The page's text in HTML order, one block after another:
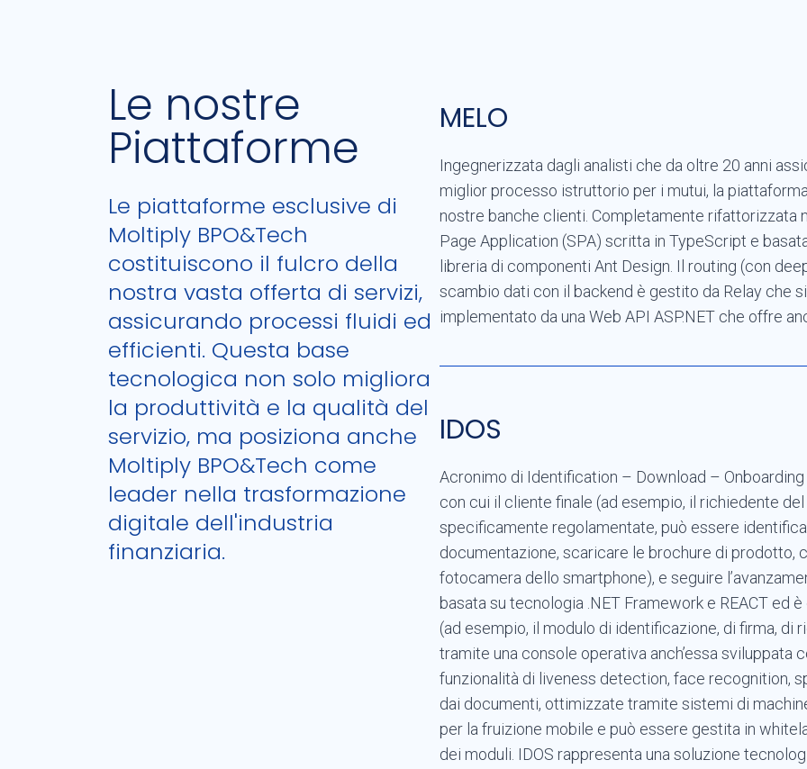
Le nostre
Piattaforme
Le piattaforme esclusive di
Moltiply BPO&Tech
costituiscono il fulcro della
nostra vasta offerta di servizi,
assicurando processi fluidi ed
efficienti. Questa base
tecnologica non solo migliora
la produttività e la qualità del
servizio, ma posiziona anche
Moltiply BPO&Tech come
leader nella trasformazione
digitale dell'industria
finanziaria.
MELO
Ingegnerizzata dagli analisti che da oltre 20 anni
miglior processo istruttorio per i mutui, la
nostre banche clienti. Completamente rifattorizzata
Page Application (SPA) scritta in TypeScript e
libreria di componenti Ant Design. Il routing (con
scambio dati con il backend è gestito da Relay che
implementato da una Web API ASP.NET che offre
IDOS
Acronimo di Identification – Download –
con cui il cliente finale (ad esempio, il richiedente
specificamente regolamentate, può essere
documentazione, scaricare le brochure di prodotto,
fotocamera dello smartphone), e seguire
basata su tecnologia .NET Framework e REACT ed
(ad esempio, il modulo di identificazione, di firma,
tramite una console operativa anch’essa sviluppata
funzionalità di liveness detection, face recognition,
dai documenti, ottimizzate tramite sistemi di
per la fruizione mobile e può essere gestita in
dei moduli. IDOS rappresenta una soluzione